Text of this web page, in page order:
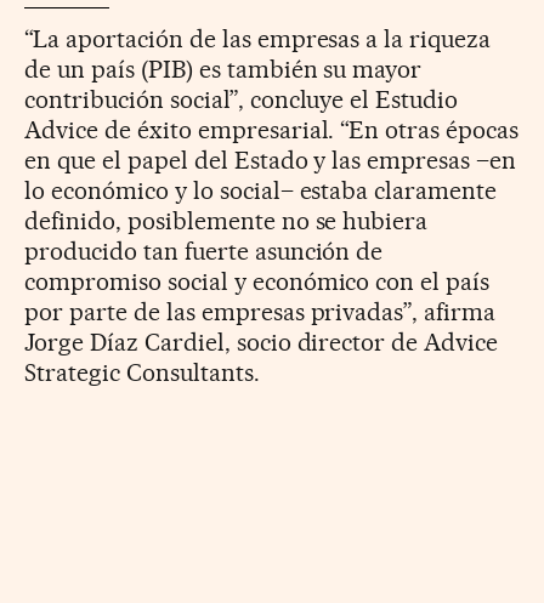
“La aportación de las empresas a la riqueza
de un país (PIB) es también su mayor
contribución social”, concluye el Estudio
Advice de éxito empresarial. “En otras épocas
en que el papel del Estado y las empresas –en
lo económico y lo social– estaba claramente
definido, posiblemente no se hubiera
producido tan fuerte asunción de
compromiso social y económico con el país
por parte de las empresas privadas”, afirma
Jorge Díaz Cardiel, socio director de Advice
Strategic Consultants.